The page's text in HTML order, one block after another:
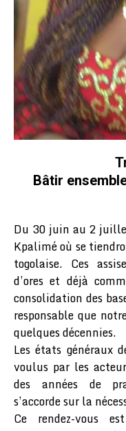
Bâtir
Du 30 juin au 2
Kpalimé où se
togolaise. Ces
d’ores et déjà
consolidation des
responsable que
quelques décennies.
Les états généraux
voulus par les
des années de
s’accorde sur la
Ce rendez-vous